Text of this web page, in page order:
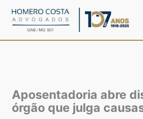
para
Aposentadoria abre
órgão que julga